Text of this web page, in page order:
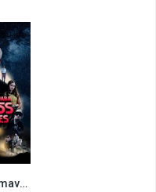
5.9L’uomo che amava gli UFO (2024)